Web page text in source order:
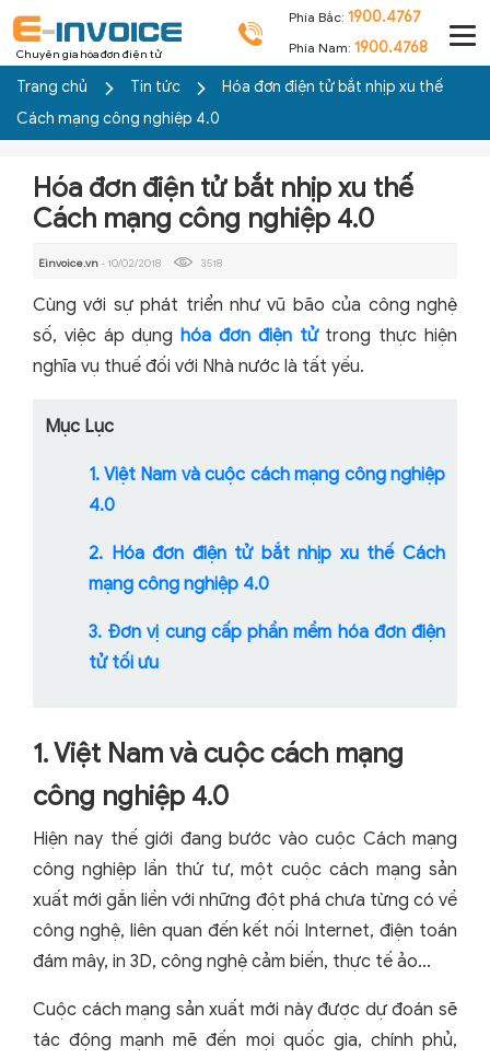
Chuyên gia hóa đơn điện tử
Phía Bắc: 1900.4767
Phía Nam: 1900.4768
Trang chủ Tin tức
Hóa đơn điện tử bắt nhịp xu thế
Cách mạng công nghiệp 4.0
Hóa đơn điện tử bắt nhịp xu thế
Cách mạng công nghiệp 4.0
Einvoice.vn- 10/02/2018 3518
Cùng với sự phát triển như vũ bão của công nghệ
số, việc áp dụnghóa đơn điện tửtrong thực hiện
nghĩa vụ thuế đối với Nhà nước là tất yếu.
Mục Lục
1. Việt Nam và cuộc cách mạng công nghiệp
4.0
2. Hóa đơn điện tử bắt nhịp xu thế Cách
mạng công nghiệp 4.0
3. Đơn vị cung cấp phần mềm hóa đơn điện
tử tối ưu
1. Việt Nam và cuộc cách mạng
công nghiệp 4.0
Hiện nay thế giới đang bước vào cuộc Cách mạng
công nghiệp lần thứ tư, một cuộc cách mạng sản
xuất mới gắn liền với những đột phá chưa từng có về
công nghệ, liên quan đến kết nối Internet, điện toán
đám mây, in 3D, công nghệ cảm biến, thực tế ảo...
Cuộc cách mạng sản xuất mới này được dự đoán sẽ
tác động mạnh mẽ đến mọi quốc gia, chính phủ,